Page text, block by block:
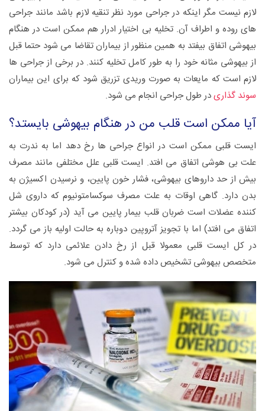
لازم نیست مگر اینکه در جراحی مورد نظر تنقیه لازم باشد مانند جراحی
های روده و اطراف آن. تخلیه بی اختیار ادرار هم ممکن است در هنگام
بیهوشی اتفاق بیفتد به همین منظور از بیماران تقاضا می شود حتما قبل
از بیهوشی مثانه خود را به طور کامل تخلیه کنند. در برخی از جراحی ها
لازم است که مایعات به صورت وریدی تزریق شود که برای این بیماران
سوند گذاریدر طول جراحی انجام می شود.
آیا ممکن است قلب من در هنگام بیهوشی بایستد؟
ایست قلبی ممکن است در انواع جراحی ها رخ دهد اما به ندرت به
علت بی هوشی اتفاق می افتد. ایست قلبی علل مختلفی مانند مصرف
بیش از حد داروهای بیهوشی، فشار خون پایین، و نرسیدن اکسیژن به
بدن دارد. گاهی اوقات به علت مصرف سوکسامتونیوم که داروی شل
کننده عضلات است ضربان قلب بیمار پایین می آید (در کودکان بیشتر
اتفاق می افتد) اما با تجویز آتروپین دوباره به حالت اولیه باز می گردد.
در کل ایست قلبی معمولا قبل از رخ دادن علائمی دارد که توسط
متخصص بیهوشی تشخیص داده شده و کنترل می شود.